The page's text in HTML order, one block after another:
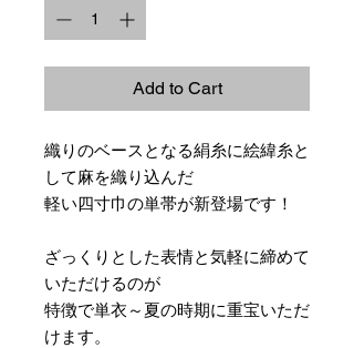
Add to Cart
織りのベースとなる絹糸に絵緯糸と
して麻を織り込んだ
軽い四寸巾の単帯が新登場です！
ざっくりとした表情と気軽に締めて
いただけるのが
特徴で単衣～夏の時期に重宝いただ
けます。